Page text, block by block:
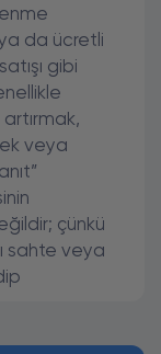
da ücretli
gibi
artırmak,
veya
çünkü
sahte veya